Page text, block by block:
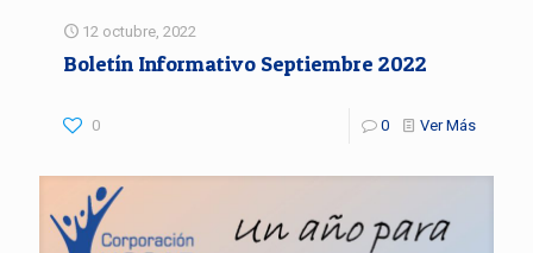
12 octubre, 2022
Boletín Informativo Septiembre 2022
0 0 Ver Más